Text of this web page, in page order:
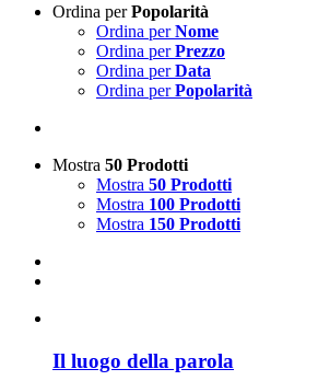
Ordina perPopolarità
Ordina perNome
Ordina perPrezzo
Ordina perData
Ordina perPopolarità
Mostra 50 Prodotti
Mostra 50 Prodotti
Mostra 100 Prodotti
Mostra 150 Prodotti
Il luogo della parola